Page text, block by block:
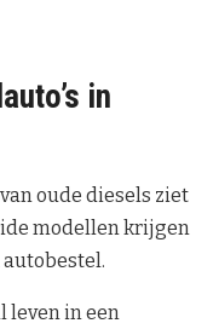
in
oude diesels ziet
modellen krijgen
leven in een